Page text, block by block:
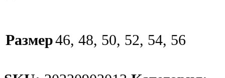
Размер46, 48, 50, 52, 54, 56